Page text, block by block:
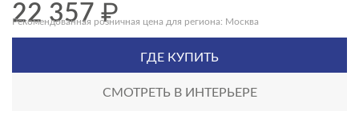
22 357₽
Рекомендованная розничная цена для региона: Москва
ГДЕ КУПИТЬ
СМОТРЕТЬ В ИНТЕРЬЕРЕ